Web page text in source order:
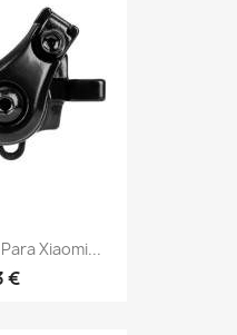
Xiaomi...
€